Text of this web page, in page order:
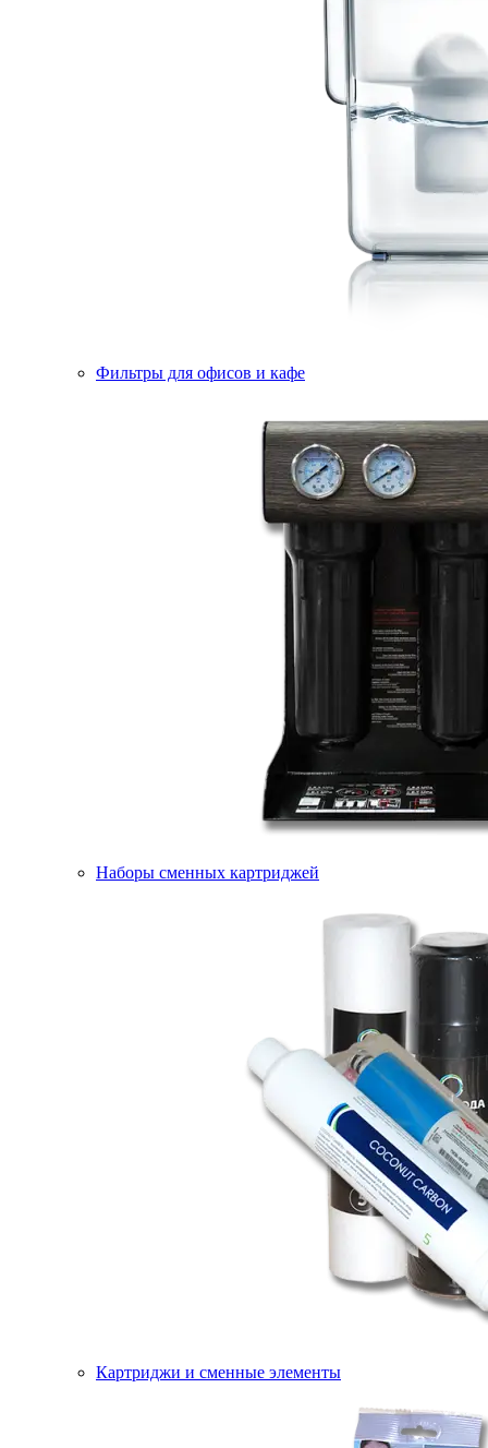
Фильтры для офисов и кафе
Наборы сменных картриджей
Картриджи и сменные элементы